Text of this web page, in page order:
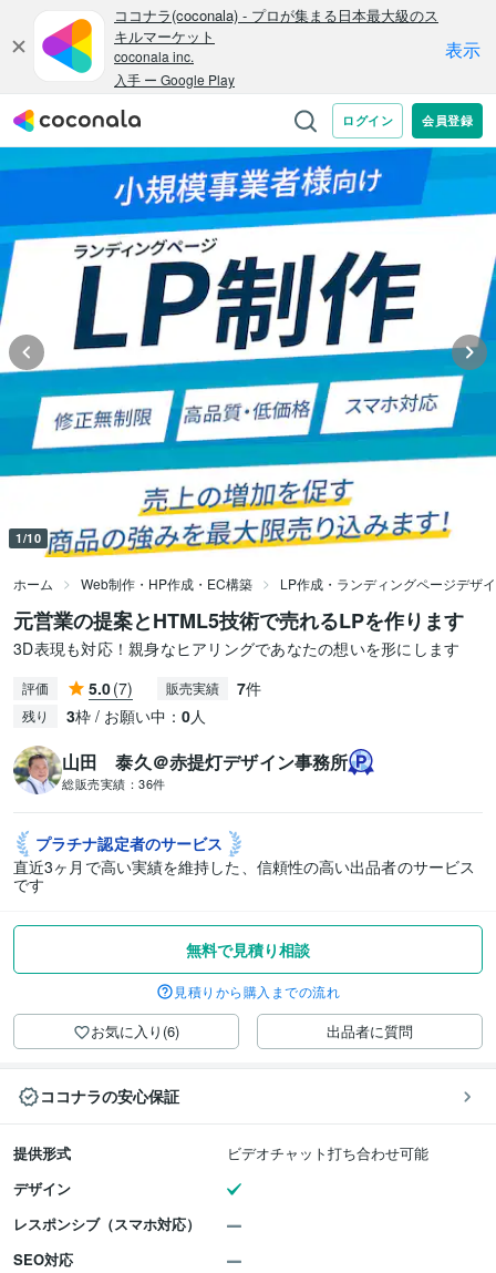
1/10
ホーム Web制作・HP作成・EC構築 LP作成・ランディングページデザ
元営業の提案とHTML5技術で売れるLPを作ります
3D表現も対応！親身なヒアリングであなたの想いを形にします
評価 5.0(7) 販売実績 7件
残り 3枠 / お願い中： 0人
山田 泰久＠赤提灯デザイン事務所
総販売実績： 36件
プラチナ認定者のサービス
直近3ヶ月で高い実績を維持した、信頼性の高い出品者のサービス
です
無料で見積り相談
見積りから購入までの流れ
お気に入り(6) 出品者に質問
ココナラの安心保証
提供形式
ビデオチャット打ち合わせ可能
デザイン
レスポンシブ（スマホ対応）
SEO対応